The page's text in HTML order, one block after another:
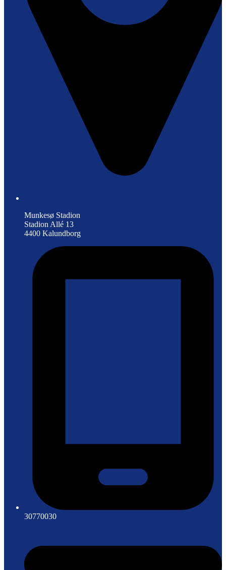
Munkesø Stadion
Stadion Allé 13
4400 Kalundborg
30770030